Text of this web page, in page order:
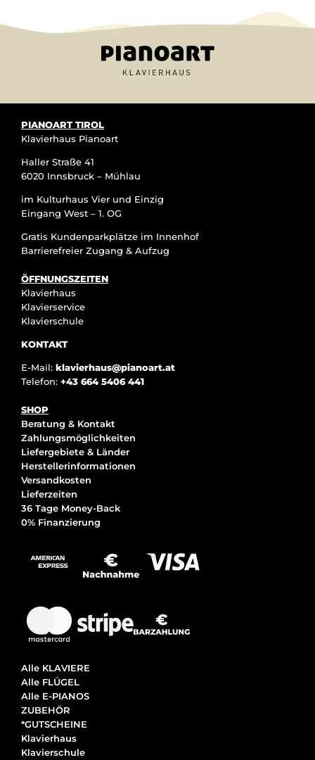
PIANOART TIROL
Klavierhaus Pianoart
Haller Straße 41
6020 Innsbruck – Mühlau
im Kulturhaus Vier und Einzig
Eingang West – 1. OG
Gratis Kundenparkplätze im Innenhof
Barrierefreier Zugang & Aufzug
ÖFFNUNGSZEITEN
Klavierhaus
Klavierservice
Klavierschule
KONTAKT
E-Mail: klavierhaus@pianoart.at
Telefon: +43 664 5406 441
SHOP
Beratung & Kontakt
Zahlungsmöglichkeiten
Liefergebiete & Länder
Herstellerinformationen
Versandkosten
Lieferzeiten
36 Tage Money-Back
0% Finanzierung
Alle KLAVIERE
Alle FLÜGEL
Alle E-PIANOS
ZUBEHÖR
*GUTSCHEINE
Klavierhaus
Klavierschule